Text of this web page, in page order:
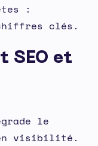
:
clés.
SEO et
le
visibilité.